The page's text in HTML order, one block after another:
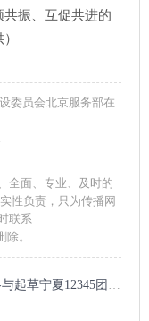
振、互促共进的
委员会北京服务部在
全面、专业、及时的
性负责，只为传播网
联系
。
宁夏12345团体标准